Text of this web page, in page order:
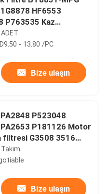
HF6553
P763535 Kaz
için
- 13.80 /PC
Bize ulaşın
P523048
P181126 Motor
filtresi G3508 3516
yükleyici
Bize ulaşın